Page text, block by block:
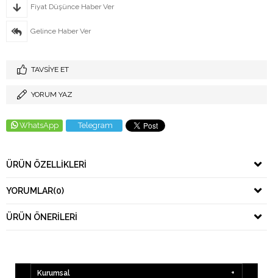
Fiyat Düşünce Haber Ver
Gelince Haber Ver
TAVSIYE ET
YORUM YAZ
WhatsApp Telegram
ÜRÜN ÖZELLIKLERI
YORUMLAR(0)
ÜRÜN ÖNERILERI
Kurumsal